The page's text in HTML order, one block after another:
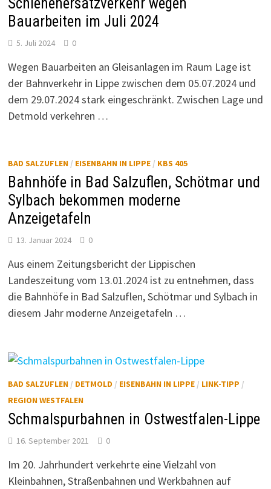
Bauarbeiten im Juli 2024
5. Juli 2024 0
Wegen Bauarbeiten an Gleisanlagen im Raum Lage ist
der Bahnverkehr in Lippe zwischen dem 05.07.2024 und
dem 29.07.2024 stark eingeschränkt. Zwischen Lage und
Detmold verkehren …
BAD SALZUFLEN/ EISENBAHN IN LIPPE/ KBS 405
Bahnhöfe in Bad Salzuflen, Schötmar und
Sylbach bekommen moderne
Anzeigetafeln
13. Januar 2024 0
Aus einem Zeitungsbericht der Lippischen
Landeszeitung vom 13.01.2024 ist zu entnehmen, dass
die Bahnhöfe in Bad Salzuflen, Schötmar und Sylbach in
diesem Jahr moderne Anzeigetafeln …
BAD SALZUFLEN/ DETMOLD / EISENBAHN IN LIPPE/ LINK-TIPP /
REGION WESTFALEN
Schmalspurbahnen in Ostwestfalen-Lippe
16. September 2021 0
Im 20. Jahrhundert verkehrte eine Vielzahl von
Kleinbahnen, Straßenbahnen und Werkbahnen auf